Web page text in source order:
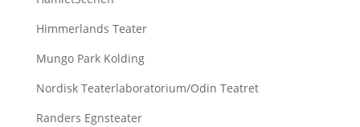
Himmerlands Teater
Mungo Park Kolding
Nordisk Teaterlaboratorium/Odin Teatret
Randers Egnsteater